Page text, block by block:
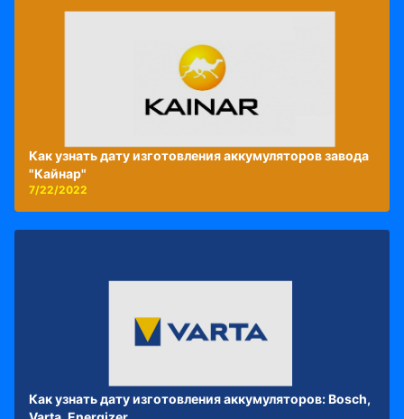
Как узнать дату изготовления аккумуляторов завода
"Кайнар"
7/22/2022
Как узнать дату изготовления аккумуляторов: Bosch,